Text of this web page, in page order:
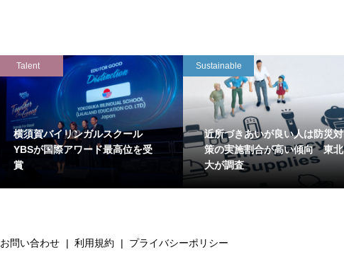
Talent
横須賀バイリンガルスクール
YBSが国際アワード最高位を受
賞
Sustainable
近所づきあいが良い人は防災対
策の実施割合が高い傾向 東北
大が調査
お問い合わせ 利用規約 プライバシーポリシー